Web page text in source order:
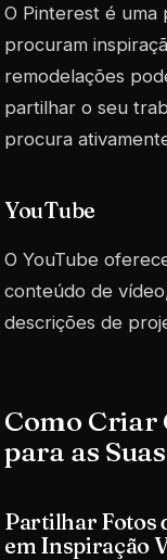
O Pinterest é uma
procuram
remodelações
partilhar o seu
procura
YouTube
O YouTube
conteúdo de
descrições de
Como Criar
para as
Partilhar Fotos
em Inspiração